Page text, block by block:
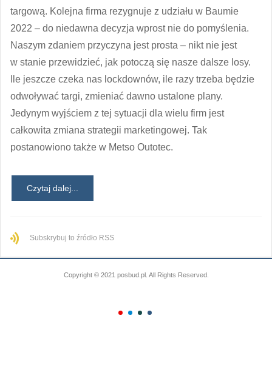
targową. Kolejna firma rezygnuje z udziału w Baumie
2022 – do niedawna decyzja wprost nie do pomyślenia.
Naszym zdaniem przyczyna jest prosta – nikt nie jest
w stanie przewidzieć, jak potoczą się nasze dalsze losy.
Ile jeszcze czeka nas lockdownów, ile razy trzeba będzie
odwoływać targi, zmieniać dawno ustalone plany.
Jedynym wyjściem z tej sytuacji dla wielu firm jest
całkowita zmiana strategii marketingowej. Tak
postanowiono także w Metso Outotec.
Czytaj dalej...
Subskrybuj to źródło RSS
Copyright © 2021 posbud.pl. All Rights Reserved.